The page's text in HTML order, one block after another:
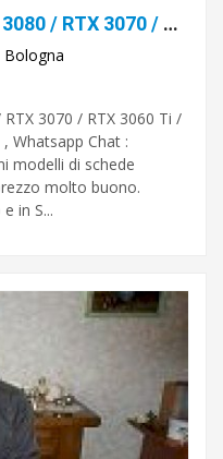
GEFORCE RTX 3090 / RTX 3080 / RTX 3070 / RTX 3060 Ti / RTX 3060 / RADEON RX 6900 XT
Bologna
RTX 3070 / RTX 3060 Ti /
, Whatsapp Chat :
modelli di schede
molto buono.
in S...